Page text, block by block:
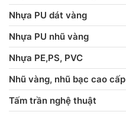
Nhựa PU dát vàng
Nhựa PU nhũ vàng
Nhựa PE,PS, PVC
Nhũ vàng, nhũ bạc cao cấp
Tấm trần nghệ thuật